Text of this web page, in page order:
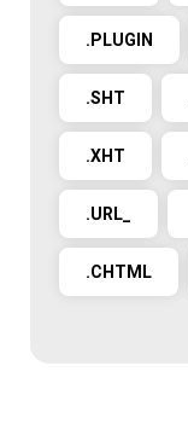
.PLUGIN
.SHT
.XHT
.URL_
.CHTML